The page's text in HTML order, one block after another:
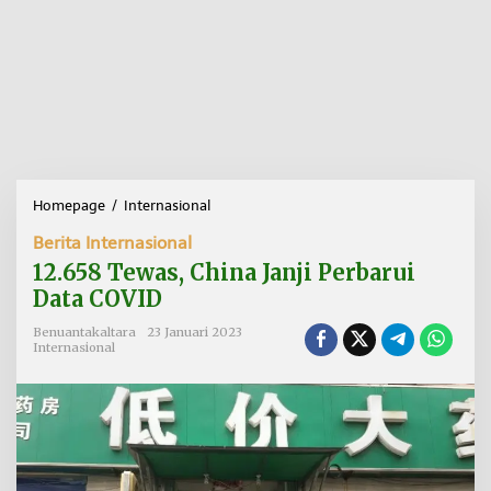
Homepage / Internasional
6
5
a
i
Berita Internasional
12.658 Tewas, China Janji Perbarui
Data COVID
Benuantakaltara
23 Januari 2023
Internasional